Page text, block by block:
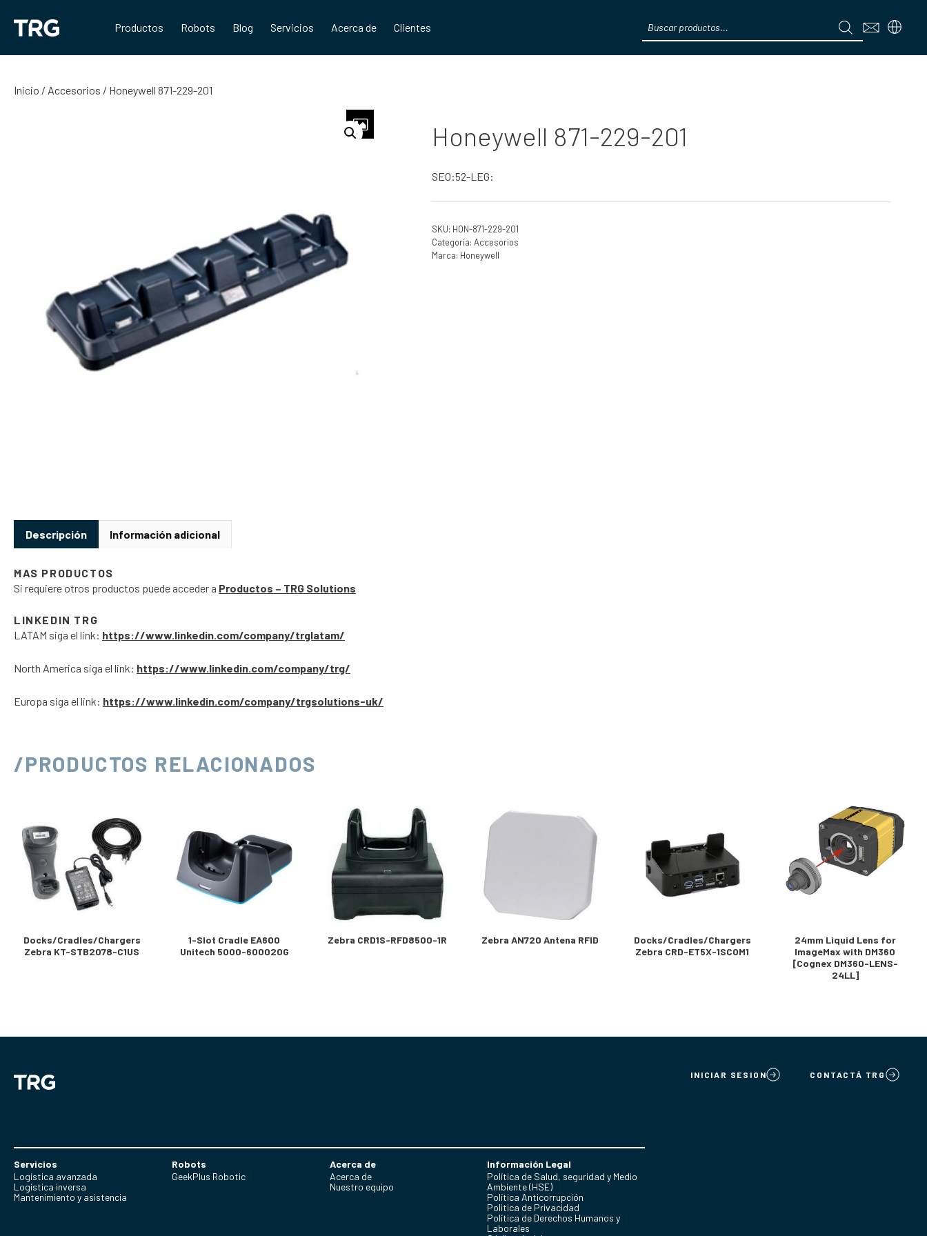
contenido
Productos Robots Blog Servicios Acerca de Clientes
search
Inicio / Accesorios / Honeywell 871-229-201
Honeywell 871-229-201
SEO:52-LEG:
SKU: HON-871-229-201
Categoría: Accesorios
Marca: Honeywell
Descripción Información adicional
MAS PRODUCTOS
Si requiere otros productos puede acceder a Productos – TRG Solutions
LINKEDIN TRG
LATAM siga el link: https://www.linkedin.com/company/trglatam/
North America siga el link: https://www.linkedin.com/company/trg/
Europa siga el link: https://www.linkedin.com/company/trgsolutions-uk/
/PRODUCTOS RELACIONADOS
Docks/Cradles/Chargers
Zebra KT-STB2078-C1US
1-Slot Cradle EA600
Unitech 5000-600020G
Zebra CRD1S-RFD8500-1R Zebra AN720 Antena RFID
Docks/Cradles/Chargers
Zebra CRD-ET5X-1SCOM1
24mm Liquid Lens for
ImageMax with DM360
[Cognex DM360-LENS-
24LL]
INICIAR SESION CONTACTÁ TRG
Servicios
Logística avanzada
Logística inversa
Mantenimiento y asistencia
Robots
GeekPlus Robotic
Acerca de
Acerca de
Nuestro equipo
Información Legal
Política de Salud, seguridad y Medio
Ambiente (HSE)
Política Anticorrupción
Politica de Privacidad
Política de Derechos Humanos y
Laborales